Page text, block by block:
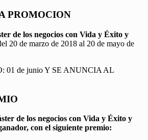
PROMOCION
de los negocios con Vida y Éxito y
20 de marzo de 2018 al 20 de mayo de
01 de junio Y SE ANUNCIA AL
de los negocios con Vida y Éxito y
con el siguiente premio: